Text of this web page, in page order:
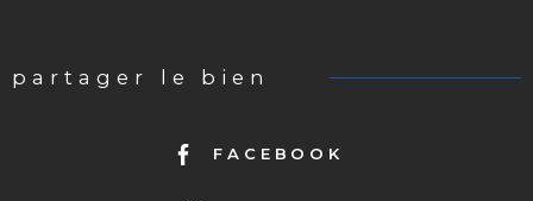
partager le bien
FACEBOOK